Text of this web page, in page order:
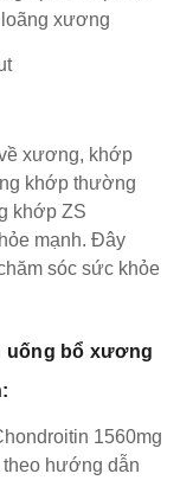
xương
xương, khớp
khớp thường
khớp ZS
mạnh. Đây
sóc sức khỏe
uống bổ xương
1560mg
hướng dẫn